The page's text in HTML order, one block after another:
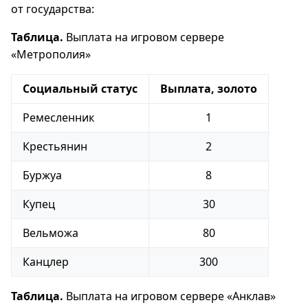
от государства:
Таблица. Выплата на игровом сервере
«Метрополия»
Социальный статус
Выплата, золото
Ремесленник
1
Крестьянин
2
Буржуа
8
Купец
30
Вельможа
80
Канцлер
300
Таблица. Выплата на игровом сервере «Анклав»